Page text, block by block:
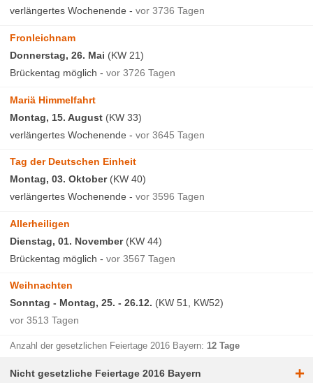
verlängertes Wochenende -vor 3736 Tagen
Fronleichnam
Donnerstag, 26. Mai (KW 21)
Brückentag möglich -vor 3726 Tagen
Mariä Himmelfahrt
Montag, 15. August (KW 33)
verlängertes Wochenende -vor 3645 Tagen
Tag der Deutschen Einheit
Montag, 03. Oktober(KW 40)
verlängertes Wochenende -vor 3596 Tagen
Allerheiligen
Dienstag, 01. November(KW 44)
Brückentag möglich -vor 3567 Tagen
Weihnachten
Sonntag - Montag, 25. - 26.12. (KW 51, KW52)
vor 3513 Tagen
Anzahl der gesetzlichen Feiertage 2016 Bayern: 12 Tage
Nicht gesetzliche Feiertage 2016 Bayern +